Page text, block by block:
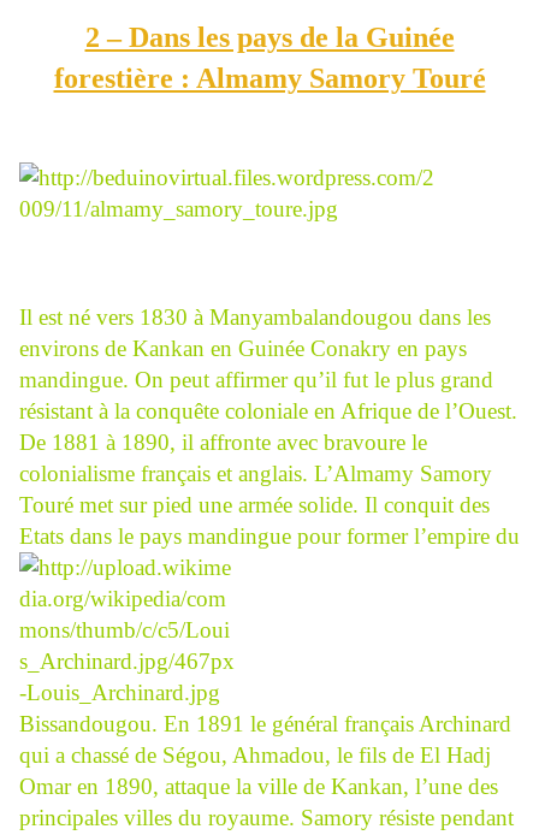
2 – Dans les pays de la Guinée
forestière : Almamy Samory Touré
Il est né vers 1830 à Manyambalandougou dans les
environs de Kankan en Guinée Conakry en pays
mandingue. On peut affirmer qu’il fut le plus grand
résistant à la conquête coloniale en Afrique de l’Ouest.
De 1881 à 1890, il affronte avec bravoure le
colonialisme français et anglais. L’Almamy Samory
Touré met sur pied une armée solide. Il conquit des
Etats dans le pays mandingue pour former l’empire du
Bissandougou. En 1891 le général français Archinard
qui a chassé de Ségou, Ahmadou, le fils de El Hadj
Omar en 1890, attaque la ville de Kankan, l’une des
principales villes du royaume. Samory résiste pendant